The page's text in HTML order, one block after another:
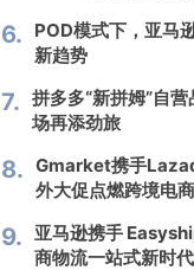
6.
POD模式下，亚马
新趋势
7. 拼多多“新拼姆”自
场再添劲旅
8. Gmarket携手
外大促点燃跨境电
9. 亚马逊携手
商物流一站式新时代